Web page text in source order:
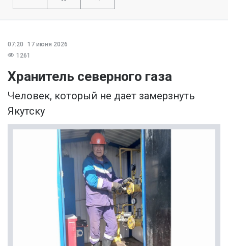
07:20
17 июня 2026
1261
Хранитель северного газа
Человек, который не дает замерзнуть
Якутску